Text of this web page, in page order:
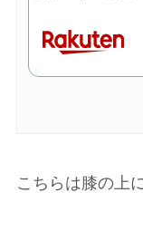
こちらは膝の上